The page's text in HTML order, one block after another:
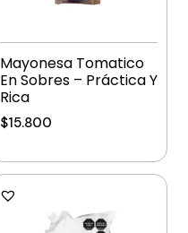
Mayonesa Tomatico
En Sobres – Práctica Y
Rica
$15.800